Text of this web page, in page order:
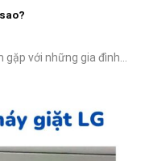
gặp với những gia đình...